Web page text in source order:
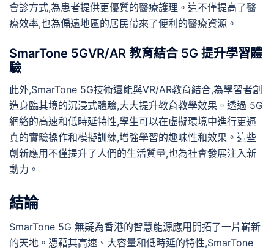
會診方式,為患者提供更優質的醫療護理。這不僅提高了醫
療效率,也為偏遠地區的居民帶來了便利的醫療資源。
SmarTone 5GVR/AR 教育結合 5G 提升學習體
驗
此外,SmarTone 5G技術還能與VR/AR教育結合,為學習者創
造身臨其境的沉浸式體驗,大大提升教育教學效果。透過 5G
網絡的高速和低時延特性,學生可以在虛擬環境中進行更逼
真的實驗操作和模擬訓練,增強學習的趣味性和效果。這些
創新應用不僅提升了人們的生活質量,也為社會發展注入新
動力。
結論
SmarTone 5G 無疑為香港的智慧能源應用開拓了一片嶄新
的天地。憑藉其高速、大容量和低時延的特性,SmarTone